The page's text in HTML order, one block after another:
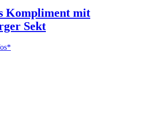
Kompliment mit
Sekt